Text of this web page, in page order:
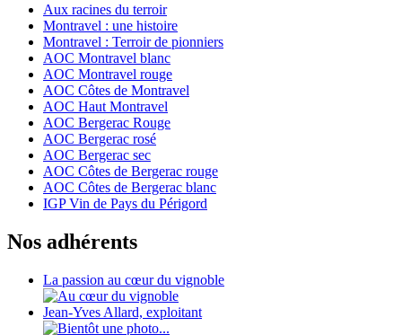
Aux racines du terroir
Montravel : une histoire
Montravel : Terroir de pionniers
AOC Montravel blanc
AOC Montravel rouge
AOC Côtes de Montravel
AOC Haut Montravel
AOC Bergerac Rouge
AOC Bergerac rosé
AOC Bergerac sec
AOC Côtes de Bergerac rouge
AOC Côtes de Bergerac blanc
IGP Vin de Pays du Périgord
Nos adhérents
La passion au cœur du vignoble
Jean-Yves Allard, exploitant